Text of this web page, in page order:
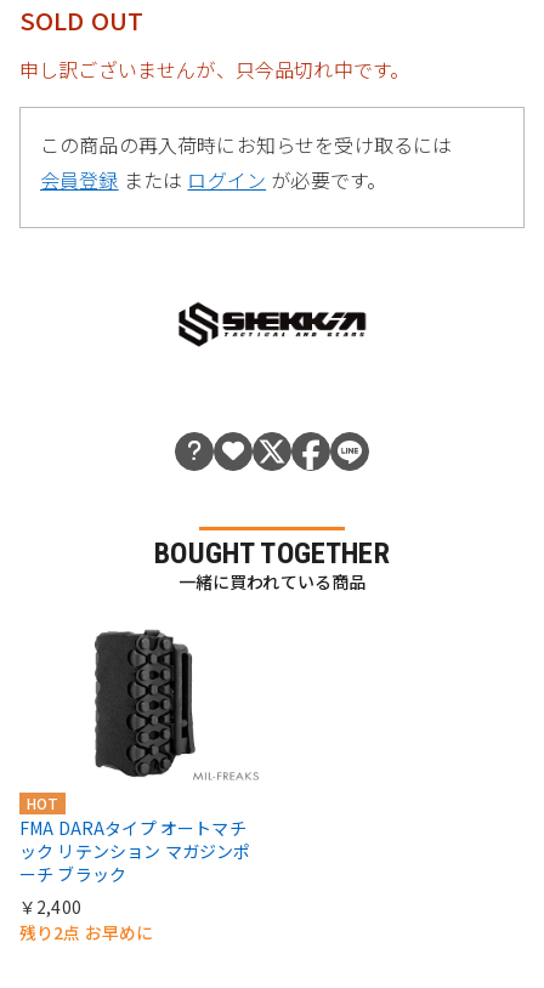
SOLD OUT
申し訳ございませんが、只今品切れ中です。
この商品の再入荷時にお知らせを受け取るには
会員登録 または ログイン が必要です。
BOUGHT TOGETHER
一緒に買われている商品
HOT
FMA DARAタイプ オートマチ
ック リテンション マガジンポ
ーチ ブラック
￥2,400
残り2点 お早めに